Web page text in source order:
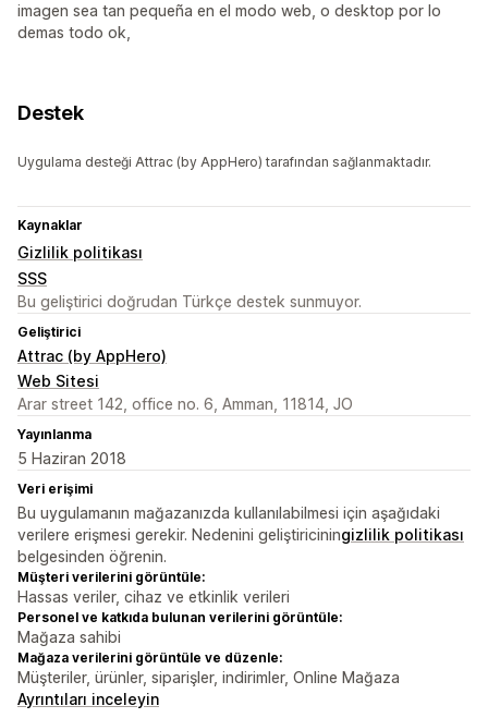
imagen sea tan pequeña en el modo web, o desktop por lo
demas todo ok,
Destek
Uygulama desteği Attrac (by AppHero) tarafından sağlanmaktadır.
Kaynaklar
Gizlilik politikası
SSS
Bu geliştirici doğrudan Türkçe destek sunmuyor.
Geliştirici
Attrac (by AppHero)
Web Sitesi
Arar street 142, office no. 6, Amman, 11814, JO
Yayınlanma
5 Haziran 2018
Veri erişimi
Bu uygulamanın mağazanızda kullanılabilmesi için aşağıdaki
verilere erişmesi gerekir. Nedenini geliştiriciningizlilik politikası
belgesinden öğrenin.
Müşteri verilerini görüntüle:
Hassas veriler, cihaz ve etkinlik verileri
Personel ve katkıda bulunan verilerini görüntüle:
Mağaza sahibi
Mağaza verilerini görüntüle ve düzenle:
Müşteriler, ürünler, siparişler, indirimler, Online Mağaza
Ayrıntıları inceleyin